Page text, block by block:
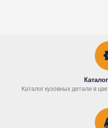
Каталог кузовных детали в